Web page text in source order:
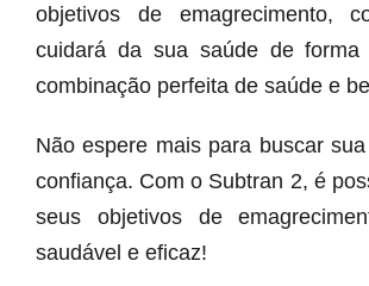
objetivos de emagrecimento,
cuidará da sua saúde de
combinação perfeita de saúde e
Não espere mais para buscar
confiança. Com o Subtran 2, é
seus objetivos de
saudável e eficaz!